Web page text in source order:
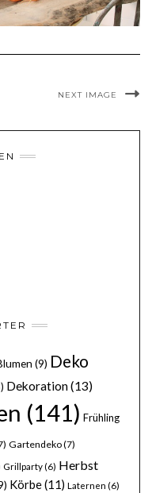
NEXT IMAGE
(9) Deko
Dekoration(13)
(141) Frühling
Gartendeko(7)
Grillparty(6) Herbst
Körbe(11) Laternen (6)